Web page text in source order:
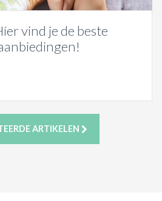
vind je de beste
ARTIKELEN